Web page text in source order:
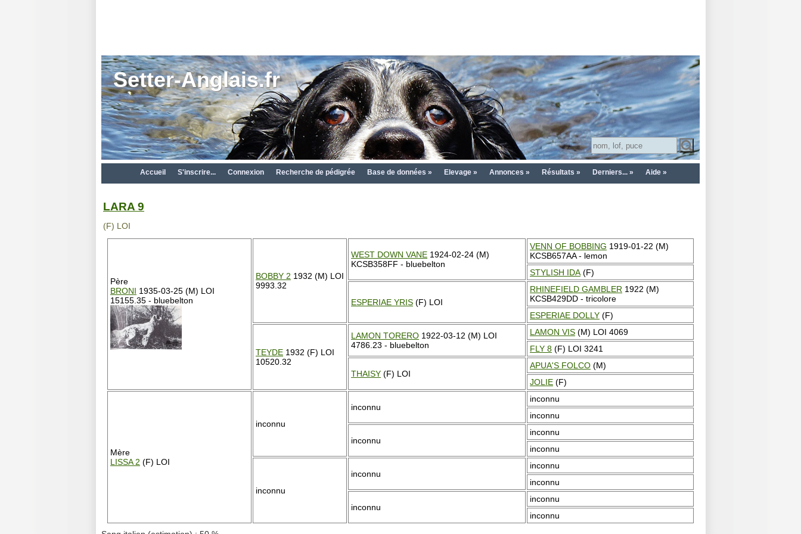
Setter-Anglais.fr
Accueil S'inscrire... Connexion Recherche de pédigrée Base de données » Elevage » Annonces » Résultats » Derniers... » Aide »
LARA 9
(F) LOI
Père
BRONI 1935-03-25 (M) LOI
15155.35 - bluebelton
BOBBY 2 1932 (M) LOI
9993.32
WEST DOWN VANE 1924-02-24 (M)
KCSB358FF - bluebelton
VENN OF BOBBING 1919-01-22 (M)
KCSB657AA - lemon
STYLISH IDA (F)
ESPERIAE YRIS (F) LOI
RHINEFIELD GAMBLER 1922 (M)
KCSB429DD - tricolore
ESPERIAE DOLLY (F)
TEYDE 1932 (F) LOI
10520.32
LAMON TORERO 1922-03-12 (M) LOI
4786.23 - bluebelton
LAMON VIS (M) LOI 4069
FLY 8 (F) LOI 3241
THAISY (F) LOI
APUA'S FOLCO (M)
JOLIE (F)
Mère
LISSA 2 (F) LOI
inconnu
inconnu
inconnu
inconnu
inconnu
inconnu
inconnu
inconnu
inconnu
inconnu
inconnu
inconnu
inconnu
inconnu